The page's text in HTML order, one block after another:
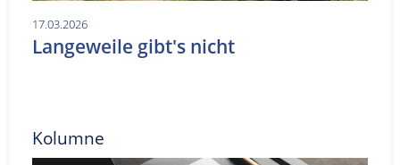
17.03.2026
Langeweile gibt's nicht
Kolumne